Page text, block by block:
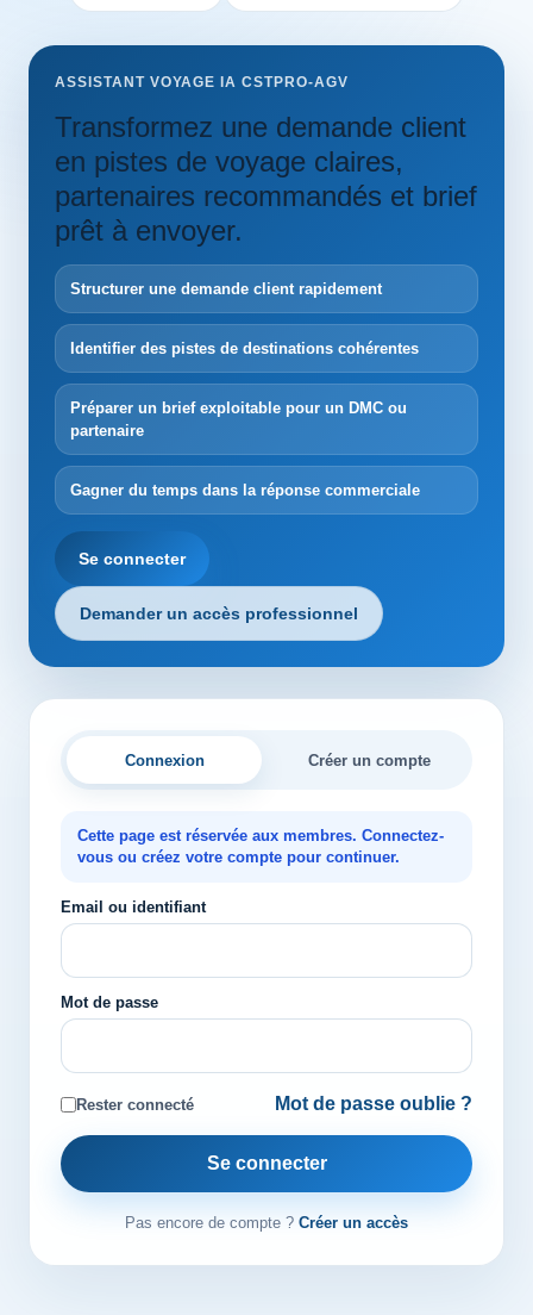
ASSISTANT VOYAGE IA CSTPRO-AGV
Transformez une demande client
en pistes de voyage claires,
partenaires recommandés et brief
prêt à envoyer.
Structurer une demande client rapidement
Identifier des pistes de destinations cohérentes
Préparer un brief exploitable pour un DMC ou
partenaire
Gagner du temps dans la réponse commerciale
Se connecter
Demander un accès professionnel
Connexion Créer un compte
Cette page est réservée aux membres. Connectez-
vous ou créez votre compte pour continuer.
Email ou identifiant
Mot de passe
Rester connecté Mot de passe oublie ?
Se connecter
Pas encore de compte ? Créer un accès